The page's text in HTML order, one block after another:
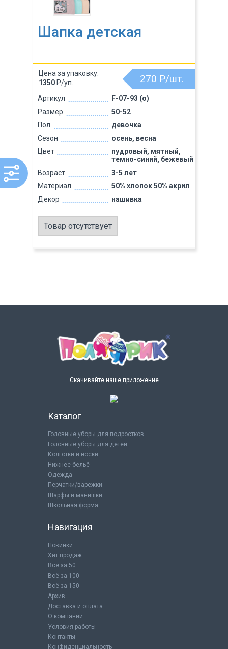
Шапка детская
Артикул
F-07-93 (о)
Размер
50-52
Пол
девочка
Сезон
осень, весна
Цвет
пудровый, мятный,
темно-синий, бежевый
Возраст
3-5 лет
Материал
50% хлопок 50% акрил
Декор
нашивка
270 Р/шт.
Цена за упаковку:
1350 Р/уп.
Товар отсутствует
Скачивайте наше приложение
Каталог
Головные уборы для подростков
Головные уборы для детей
Колготки и носки
Нижнее бельё
Одежда
Перчатки/варежки
Шарфы и манишки
Школьная форма
Навигация
Новинки
Хит продаж
Всё за 50
Всё за 100
Всё за 150
Архив
Доставка и оплата
О компании
Условия работы
Контакты
Конфиденциальность